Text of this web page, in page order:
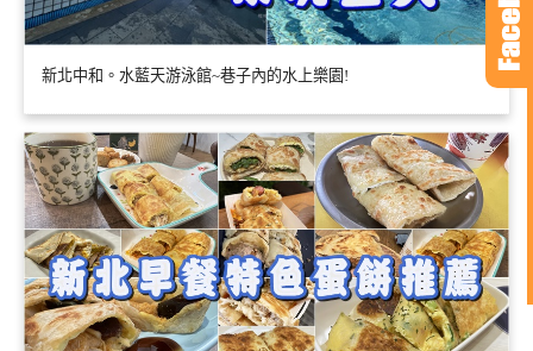
新北中和。水藍天游泳館~巷子內的水上樂園!